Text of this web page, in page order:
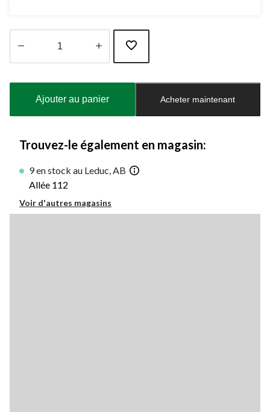
à
Ajouter au panier Acheter maintenant
Trouvez-le également en magasin:
9 en stock au Leduc, AB
Allée 112
Voir d'autres magasins